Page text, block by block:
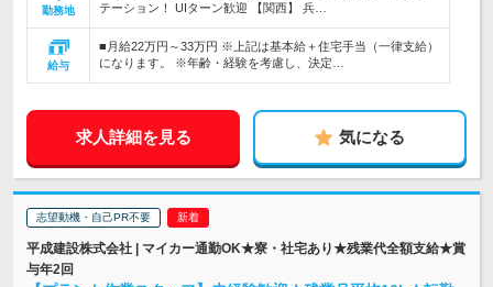
勤務地
テーション！ UIターン歓迎 【関西】 兵…
給与
■月給22万円～33万円 ※上記は基本給＋住宅手当（一律支給）
になります。 ※年齢・経験を考慮し、決定…
求人詳細を見る 気になる
志望動機・自己PR不要
平成建設株式会社 | マイカー通勤OK★寮・社宅あり★残業代全額支給★賞
与年2回